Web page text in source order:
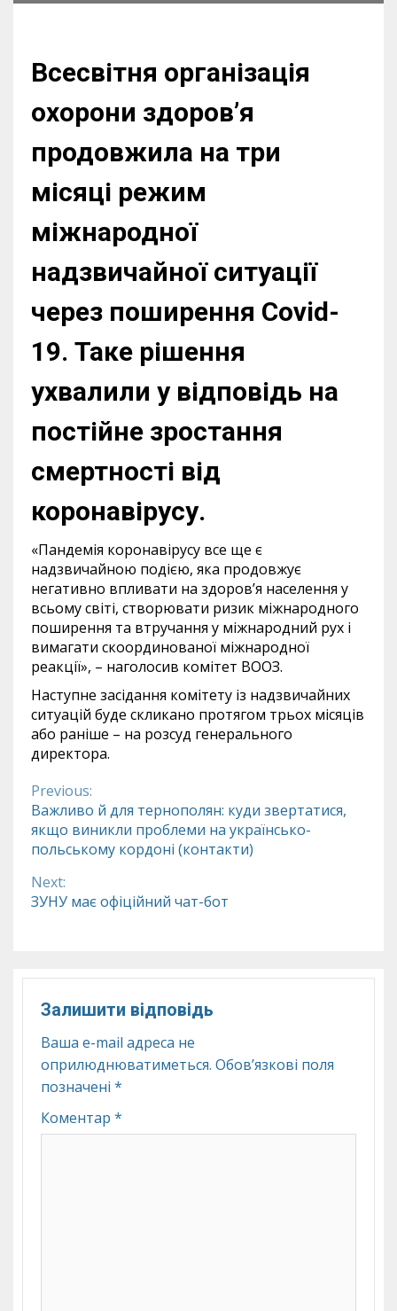
Всесвітня організація
охорони здоров’я
продовжила на три
місяці режим
міжнародної
надзвичайної ситуації
через поширення Covid-
19. Таке рішення
ухвалили у відповідь на
постійне зростання
смертності від
коронавірусу.
«Пандемія коронавірусу все ще є
надзвичайною подією, яка продовжує
негативно впливати на здоров’я населення у
всьому світі, створювати ризик міжнародного
поширення та втручання у міжнародний рух і
вимагати скоординованої міжнародної
реакції», – наголосив комітет ВООЗ.
Наступне засідання комітету із надзвичайних
ситуацій буде скликано протягом трьох місяців
або раніше – на розсуд генерального
директора.
Continue
Reading
Previous:
Важливо й для тернополян: куди звертатися,
якщо виникли проблеми на українсько-
польському кордоні (контакти)
Next:
ЗУНУ має офіційний чат-бот
Залишити відповідь
Ваша e-mail адреса не
оприлюднюватиметься. Обов’язкові поля
позначені *
Коментар *